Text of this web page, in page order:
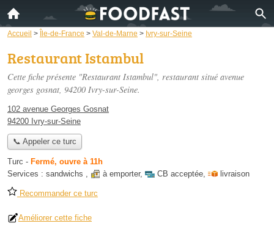
Accueil > Île-de-France > Val-de-Marne > Ivry-sur-Seine
Restaurant Istambul
Cette fiche présente "Restaurant Istambul", restaurant situé avenue
georges gosnat, 94200 Ivry-sur-Seine.
102 avenue Georges Gosnat
94200 Ivry-sur-Seine
📞 Appeler ce turc
Turc - Fermé, ouvre à 11h
Services : sandwichs , à emporter, CB acceptée, livraison
Recommander ce turc
Améliorer cette fiche